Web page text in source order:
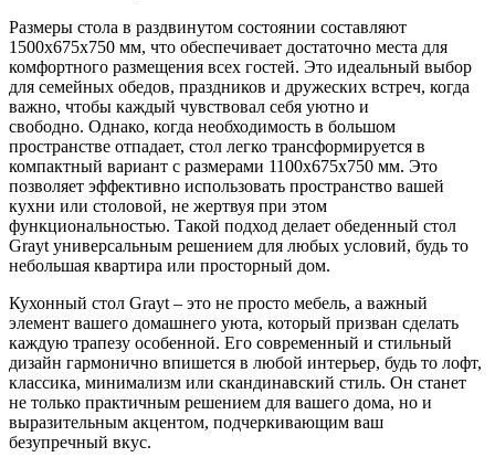
Размеры стола в раздвинутом состоянии составляют
1500х675х750 мм, что обеспечивает достаточно места для
комфортного размещения всех гостей. Это идеальный выбор
для семейных обедов, праздников и дружеских встреч, когда
важно, чтобы каждый чувствовал себя уютно и
свободно. Однако, когда необходимость в большом
пространстве отпадает, стол легко трансформируется в
компактный вариант с размерами 1100х675х750 мм. Это
позволяет эффективно использовать пространство вашей
кухни или столовой, не жертвуя при этом
функциональностью. Такой подход делает обеденный стол
Grayt универсальным решением для любых условий, будь то
небольшая квартира или просторный дом.
Кухонный стол Grayt – это не просто мебель, а важный
элемент вашего домашнего уюта, который призван сделать
каждую трапезу особенной. Его современный и стильный
дизайн гармонично впишется в любой интерьер, будь то лофт,
классика, минимализм или скандинавский стиль. Он станет
не только практичным решением для вашего дома, но и
выразительным акцентом, подчеркивающим ваш
безупречный вкус.